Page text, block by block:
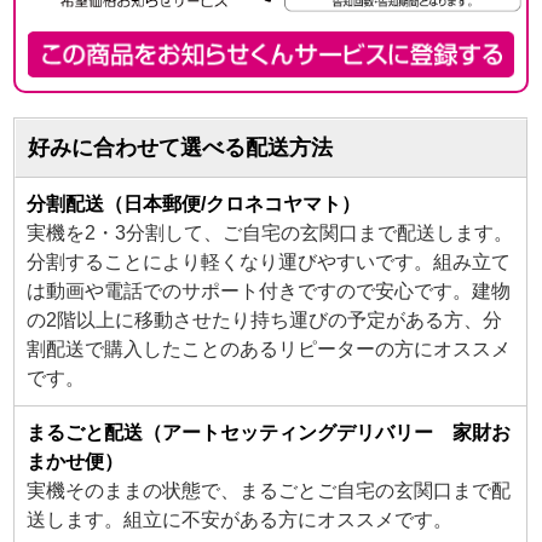
好みに合わせて選べる配送方法
分割配送（日本郵便/クロネコヤマト）
実機を2・3分割して、ご自宅の玄関口まで配送します。
分割することにより軽くなり運びやすいです。組み立て
は動画や電話でのサポート付きですので安心です。建物
の2階以上に移動させたり持ち運びの予定がある方、分
割配送で購入したことのあるリピーターの方にオススメ
です。
まるごと配送（アートセッティングデリバリー 家財お
まかせ便）
実機そのままの状態で、まるごとご自宅の玄関口まで配
送します。組立に不安がある方にオススメです。